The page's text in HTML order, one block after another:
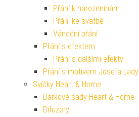
Přání k narozeninám
Přání ke svatbě
Vánoční přání
Přání s efektem
Přání s dalšími efekty
Přání s motivem Josefa Lady
Svíčky Heart & Home
Dárkové sady Heart & Home
Difuzéry